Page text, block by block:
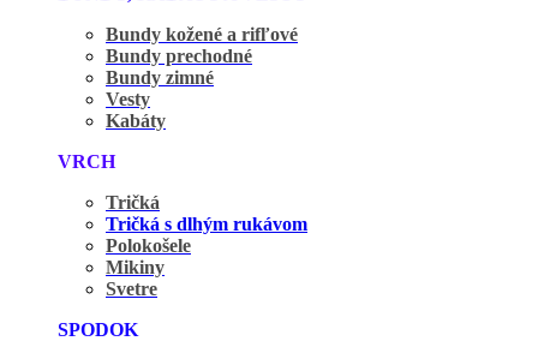
Bundy kožené a rifľové
Bundy prechodné
Bundy zimné
Vesty
Kabáty
VRCH
Tričká
Tričká s dlhým rukávom
Polokošele
Mikiny
Svetre
SPODOK